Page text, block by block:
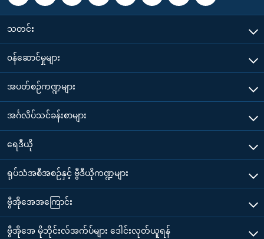
သတင်း
၀န်ဆောင်မှုများ
အပတ်စဉ်ကဏ္ဍများ
အင်္ဂလိပ်သင်ခန်းစာများ
ရေဒီယို
ရုပ်သံအစီအစဉ်နှင့် ဗွီဒီယိုကဏ္ဍများ
ဗွီအိုအေအကြောင်း
ဗွီအိုအေ မိုဘိုင်းလ်အက်ပ်များ ဒေါင်းလုတ်ယူရန်